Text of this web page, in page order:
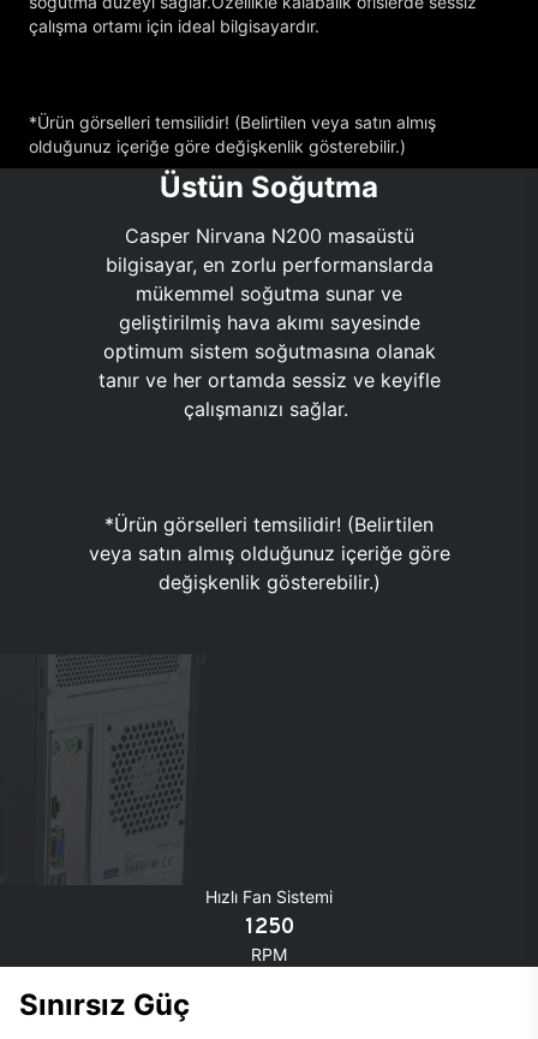
çalışma ortamı için ideal bilgisayardır.
*Ürün görselleri temsilidir! (Belirtilen veya satın almış
olduğunuz içeriğe göre değişkenlik gösterebilir.)
Üstün Soğutma
Casper Nirvana N200 masaüstü
bilgisayar, en zorlu performanslarda
mükemmel soğutma sunar ve
geliştirilmiş hava akımı sayesinde
optimum sistem soğutmasına olanak
tanır ve her ortamda sessiz ve keyifle
çalışmanızı sağlar.
*Ürün görselleri temsilidir! (Belirtilen
veya satın almış olduğunuz içeriğe göre
değişkenlik gösterebilir.)
Hızlı Fan Sistemi
1250
RPM
Sınırsız Güç